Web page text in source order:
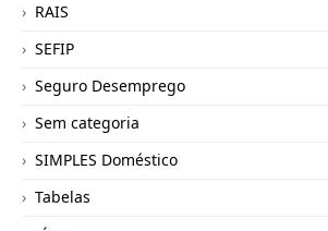
RAIS
SEFIP
Seguro Desemprego
Sem categoria
SIMPLES Doméstico
Tabelas